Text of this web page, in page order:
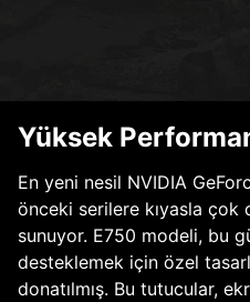
Yüksek
En yeni nesil NVIDIA
önceki serilere kıyasla
sunuyor. E750 modeli, bu
desteklemek için özel
donatılmış. Bu tutucular,